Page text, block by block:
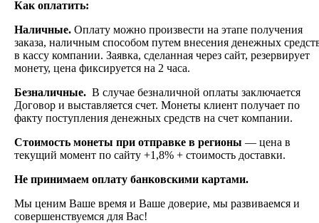
Как оплатить:
Наличные. Оплату можно произвести на этапе получения
заказа, наличным способом путем внесения денежных
в кассу компании. Заявка, сделанная через сайт, резервирует
монету, цена фиксируется на 2 часа.
Безналичные. В случае безналичной оплаты заключается
Договор и выставляется счет. Монеты клиент получает по
факту поступления денежных средств на счет компании.
Стоимость монеты при отправке в регионы — цена в
текущий момент по сайту +1,8% + стоимость доставки.
Не принимаем оплату банковскими картами.
Мы ценим Ваше время и Ваше доверие, мы развиваемся и
совершенствуемся для Вас!